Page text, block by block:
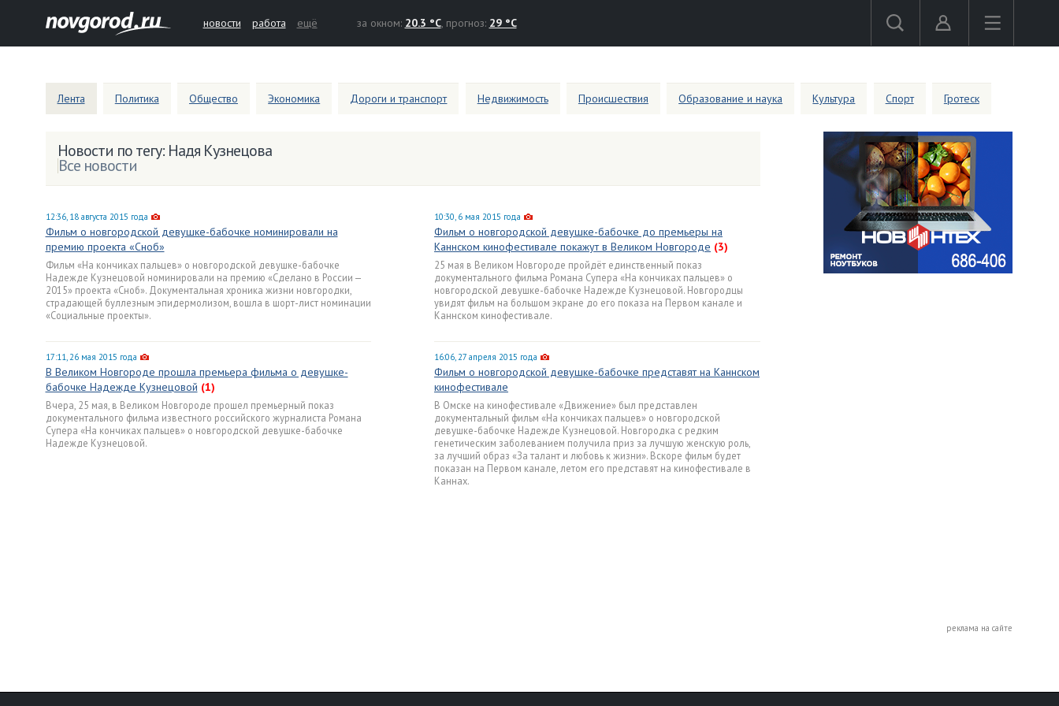
новости работа ещё за окном: 20.3 °C, прогноз: 29 °C
Лента Политика Общество Экономика Дороги и транспорт Недвижимость Происшествия Образование и наука Культура Спорт Гротеск
Новости по тегу: Надя Кузнецова
Все новости
12:36, 18 августа 2015 года
Фильм о новгородской девушке-бабочке номинировали на
премию проекта «Сноб»
Фильм «На кончиках пальцев» о новгородской девушке-бабочке
Надежде Кузнецовой номинировали на премию «Сделано в России —
2015» проекта «Сноб». Документальная хроника жизни новгородки,
страдающей буллезным эпидермолизом, вошла в шорт-лист номинации
«Социальные проекты».
17:11, 26 мая 2015 года
В Великом Новгороде прошла премьера фильма о девушке-
бабочке Надежде Кузнецовой (1)
Вчера, 25 мая, в Великом Новгороде прошел премьерный показ
документального фильма известного российского журналиста Романа
Супера «На кончиках пальцев» о новгородской девушке-бабочке
Надежде Кузнецовой.
10:30, 6 мая 2015 года
Фильм о новгородской девушке-бабочке до премьеры на
Каннском кинофестивале покажут в Великом Новгороде (3)
25 мая в Великом Новгороде пройдёт единственный показ
документального фильма Романа Супера «На кончиках пальцев» о
новгородской девушке-бабочке Надежде Кузнецовой. Новгородцы
увидят фильм на большом экране до его показа на Первом канале и
Каннском кинофестивале.
16:06, 27 апреля 2015 года
Фильм о новгородской девушке-бабочке представят на Каннском
кинофестивале
В Омске на кинофестивале «Движение» был представлен
документальный фильм «На кончиках пальцев» о новгородской
девушке-бабочке Надежде Кузнецовой. Новгородка с редким
генетическим заболеванием получила приз за лучшую женскую роль,
за лучший образ «За талант и любовь к жизни». Вскоре фильм будет
показан на Первом канале, летом его представят на кинофестивале в
Каннах.
реклама на сайте